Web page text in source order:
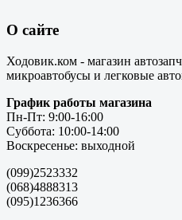
О сайте
Ходовик.ком - магазин
микроавтобусы и легковые
График работы магазина
Пн-Пт: 9:00-16:00
Суббота: 10:00-14:00
Воскресенье: выходной
(099)2523332
(068)4888313
(095)1236366